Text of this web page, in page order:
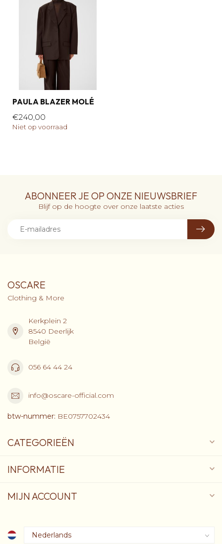
PAULA BLAZER MOLÉ
€240,00
Niet op voorraad
ABONNEER JE OP ONZE NIEUWSBRIEF
Blijf op de hoogte over onze laatste acties
OSCARE
Clothing & More
Kerkplein 2
8540 Deerlijk
België
056 64 44 24
info@oscare-official.com
btw-nummer: BE0757702434
CATEGORIEËN
INFORMATIE
MIJN ACCOUNT